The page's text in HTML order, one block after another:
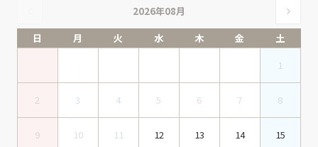
2026年08月
日
月 火 水 木 金
土
1
2 3 4 5 6 7 8
9 10 11 12 13 14 15